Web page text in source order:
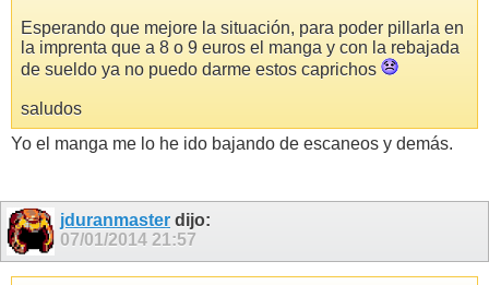
Esperando que mejore la situación, para poder pillarla en
la imprenta que a 8 o 9 euros el manga y con la rebajada
de sueldo ya no puedo darme estos caprichos
saludos
Yo el manga me lo he ido bajando de escaneos y demás.
jduranmaster dijo:
07/01/2014 21:57